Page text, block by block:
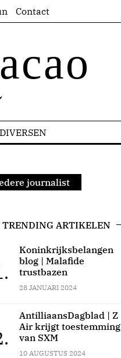
Contact
DIVERSEN
journalist
TRENDING ARTIKELEN
Koninkrijksbelangen
blog | Malafide
trustbazen
28 JANUARI 2024
AntilliaansDagblad | Z
Air krijgt toestemming
van SXM
10 AUGUSTUS 2024